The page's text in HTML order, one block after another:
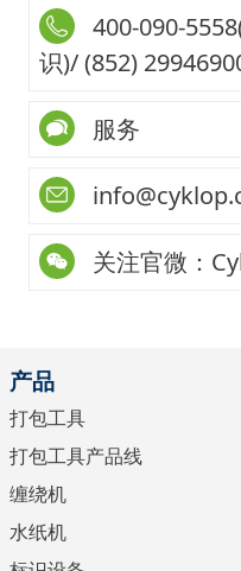
400-090-
识)/ (852)
服务
关注官微：
产品
打包工具
打包工具产品线
缠绕机
水纸机